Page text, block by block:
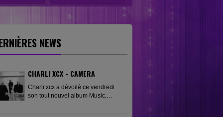
NEWS
CHARLI XCX - CAMERA
Charli xcx a dévoilé ce vendredi
son tout nouvel album Music,